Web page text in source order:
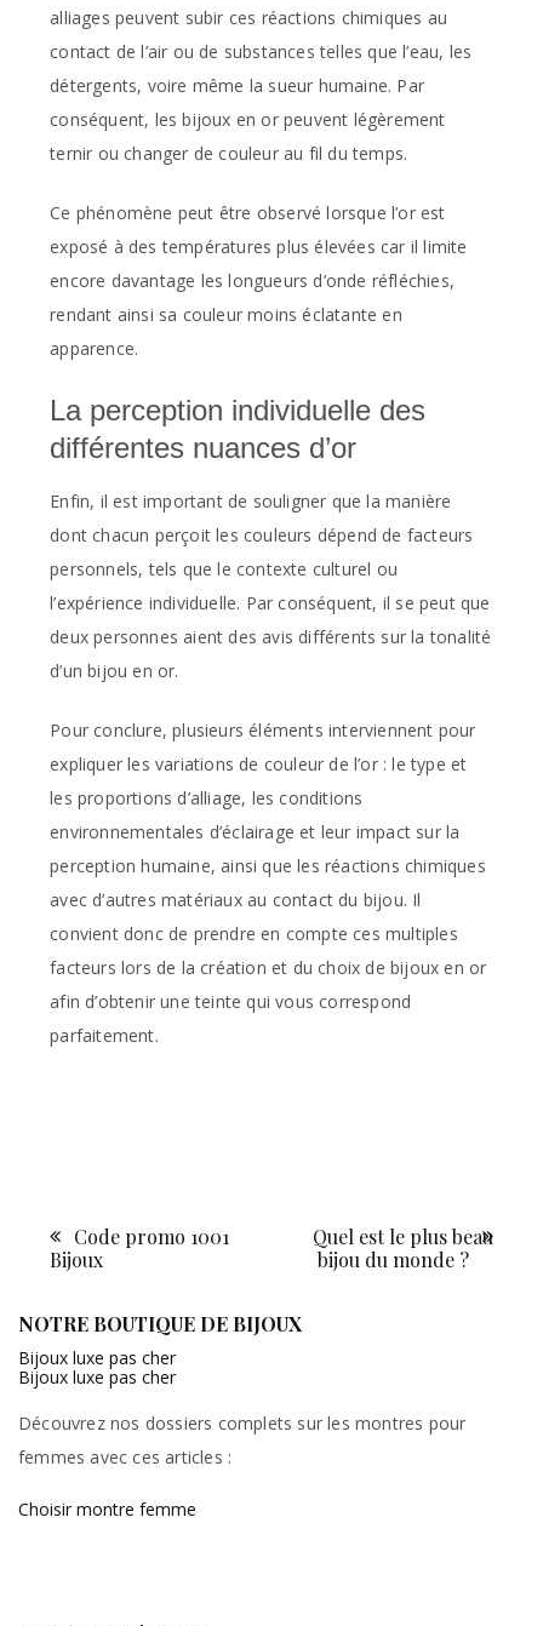
alliages peuvent subir ces réactions chimiques au
contact de l’air ou de substances telles que l’eau, les
détergents, voire même la sueur humaine. Par
conséquent, les bijoux en or peuvent légèrement
ternir ou changer de couleur au fil du temps.
Ce phénomène peut être observé lorsque l’or est
exposé à des températures plus élevées car il limite
encore davantage les longueurs d’onde réfléchies,
rendant ainsi sa couleur moins éclatante en
apparence.
La perception individuelle des
différentes nuances d’or
Enfin, il est important de souligner que la manière
dont chacun perçoit les couleurs dépend de facteurs
personnels, tels que le contexte culturel ou
l’expérience individuelle. Par conséquent, il se peut que
deux personnes aient des avis différents sur la tonalité
d’un bijou en or.
Pour conclure, plusieurs éléments interviennent pour
expliquer les variations de couleur de l’or : le type et
les proportions d’alliage, les conditions
environnementales d’éclairage et leur impact sur la
perception humaine, ainsi que les réactions chimiques
avec d’autres matériaux au contact du bijou. Il
convient donc de prendre en compte ces multiples
facteurs lors de la création et du choix de bijoux en or
afin d’obtenir une teinte qui vous correspond
parfaitement.
Navigation
de
Code promo 1001
Bijoux
Quel est le plus beau
bijou du monde ?
NOTRE BOUTIQUE DE BIJOUX
Bijoux luxe pas cher
Bijoux luxe pas cher
Découvrez nos dossiers complets sur les montres pour
femmes avec ces articles :
Choisir montre femme